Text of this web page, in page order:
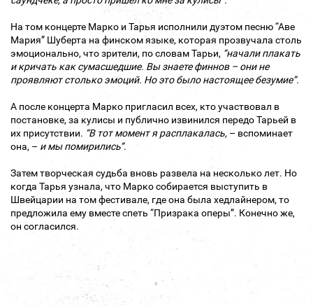
На том концерте Марко и Тарья исполнили дуэтом песню “Аве
Мария” Шуберта на финском языке, которая прозвучала столь
эмоционально, что зрители, по словам Тарьи, “начали плакать
и кричать как сумасшедшие. Вы знаете финнов – они не
проявляют столько эмоций. Но это было настоящее безумие”.
А после концерта Марко пригласил всех, кто участвовал в
постановке, за кулисы и публично извинился передо Тарьей в
их присутствии. “В тот момент я расплакалась, – вспоминает
она, – и мы помирились”.
Затем творческая судьба вновь развела на несколько лет. Но
когда Тарья узнала, что Марко собирается выступить в
Швейцарии на том фестивале, где она была хедлайнером, то
предложила ему вместе спеть “Призрака оперы”. Конечно же,
он согласился.